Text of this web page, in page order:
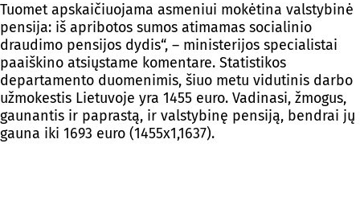
Tuomet apskaičiuojama asmeniui mokėtina valstybinė
pensija: iš apribotos sumos atimamas socialinio
draudimo pensijos dydis“, – ministerijos specialistai
paaiškino atsiųstame komentare. Statistikos
departamento duomenimis, šiuo metu vidutinis darbo
užmokestis Lietuvoje yra 1455 euro. Vadinasi, žmogus,
gaunantis ir paprastą, ir valstybinę pensiją, bendrai jų
gauna iki 1693 euro (1455x1,1637).